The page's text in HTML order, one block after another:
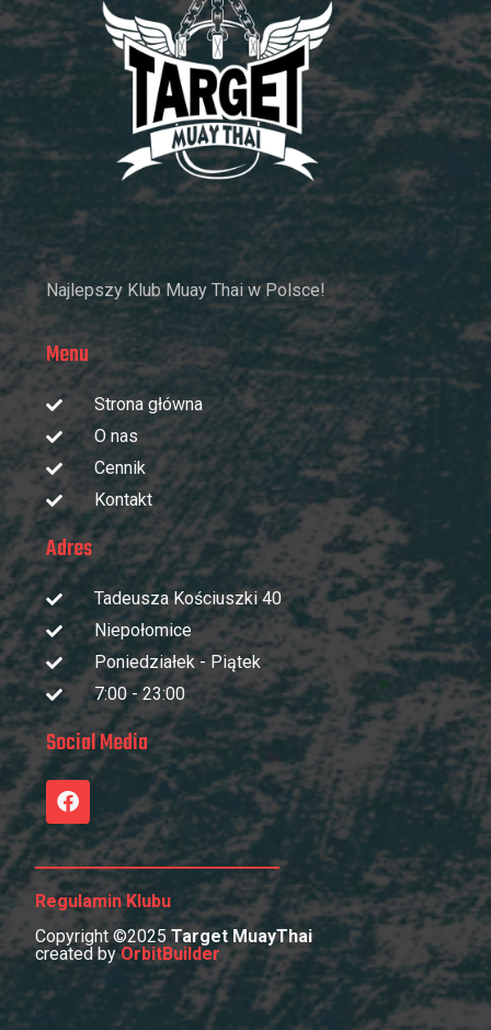
Najlepszy Klub Muay Thai w Polsce!
Menu
Strona główna
O nas
Cennik
Kontakt
Adres
Tadeusza Kościuszki 40
Niepołomice
Poniedziałek - Piątek
7:00 - 23:00
Social Media
Regulamin Klubu
Copyright ©2025Target MuayThai
created byOrbitBuilder